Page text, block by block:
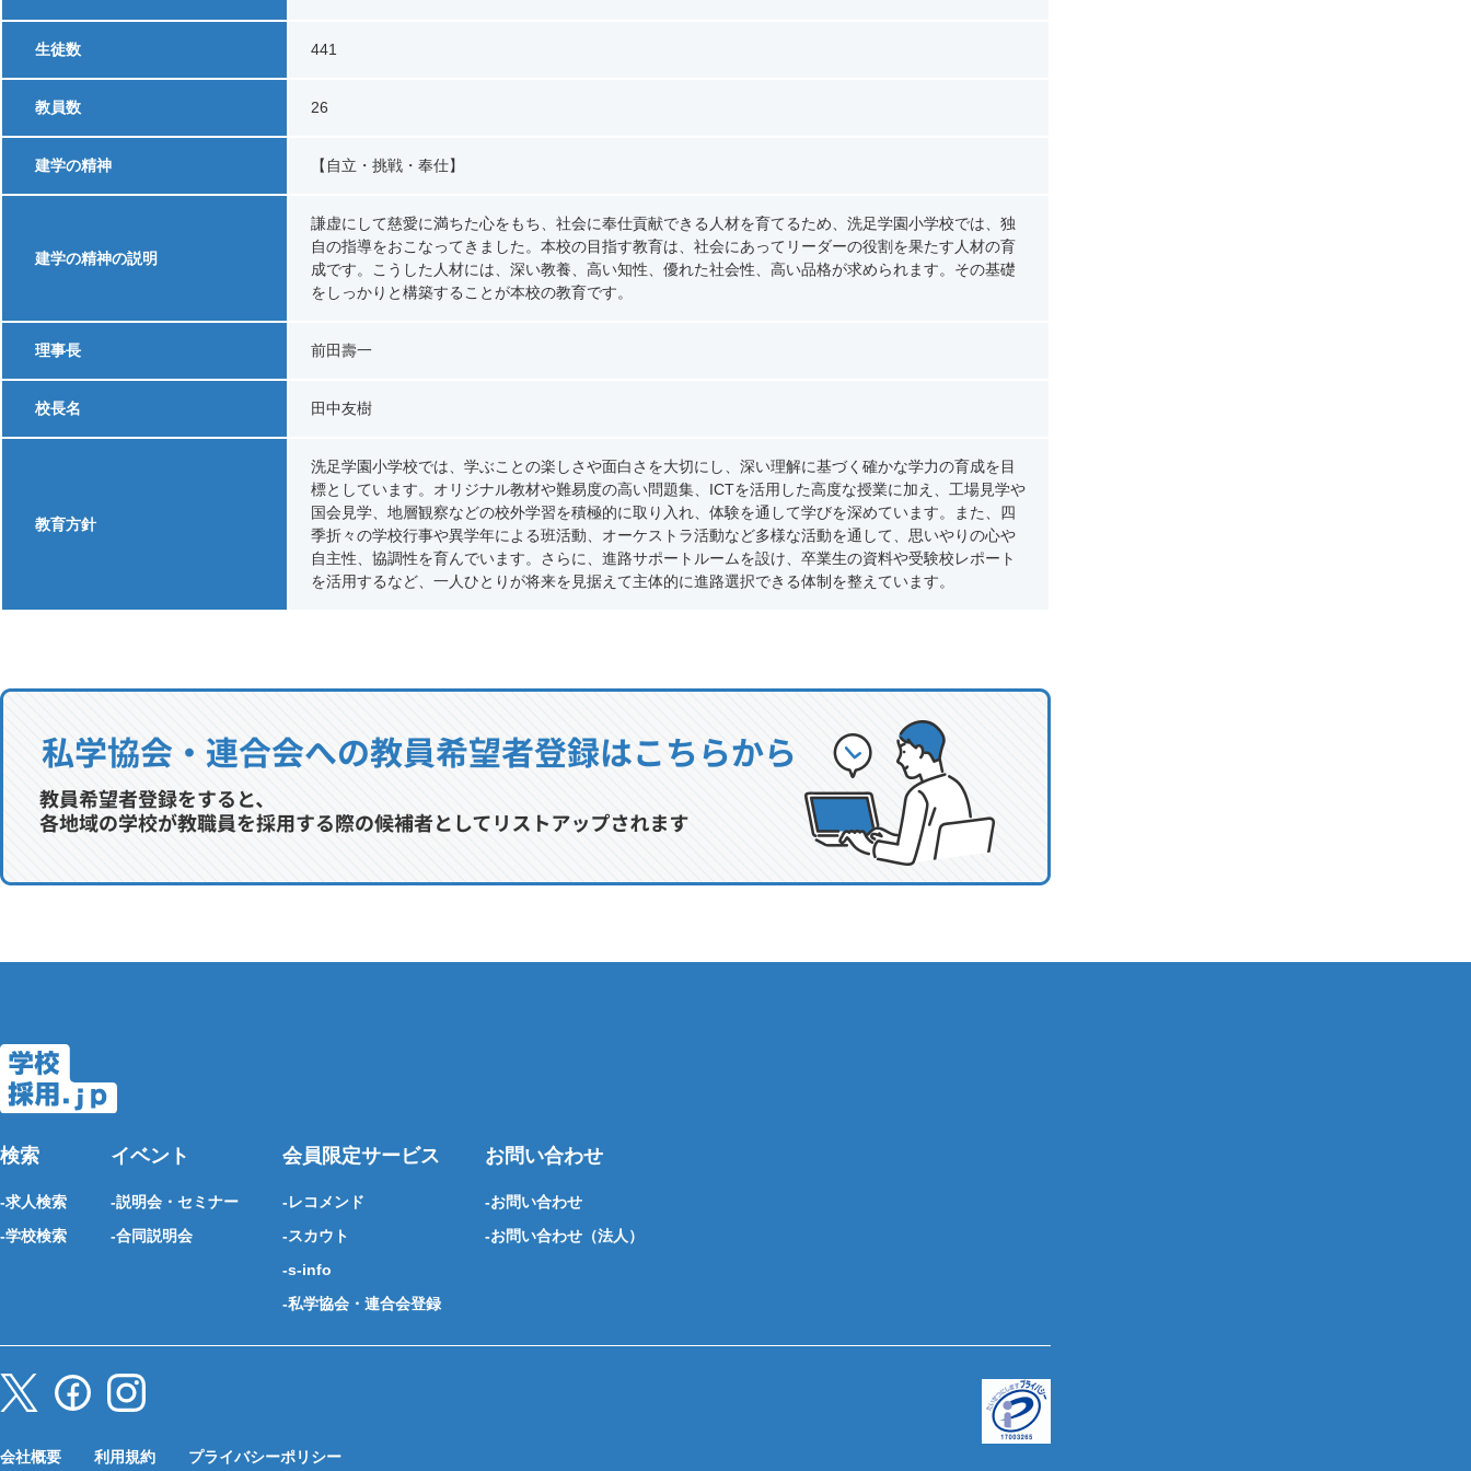
生徒数 441
教員数 26
建学の精神 【自立・挑戦・奉仕】
建学の精神の説明
謙虚にして慈愛に満ちた心をもち、社会に奉仕貢献できる人材を育てるため、洗足学園小学校では、独
自の指導をおこなってきました。本校の目指す教育は、社会にあってリーダーの役割を果たす人材の育
成です。こうした人材には、深い教養、高い知性、優れた社会性、高い品格が求められます。その基礎
をしっかりと構築することが本校の教育です。
理事長 前田壽一
校長名 田中友樹
教育方針
洗足学園小学校では、学ぶことの楽しさや面白さを大切にし、深い理解に基づく確かな学力の育成を目
標としています。オリジナル教材や難易度の高い問題集、ICTを活用した高度な授業に加え、工場見学や
国会見学、地層観察などの校外学習を積極的に取り入れ、体験を通して学びを深めています。また、四
季折々の学校行事や異学年による班活動、オーケストラ活動など多様な活動を通して、思いやりの心や
自主性、協調性を育んでいます。さらに、進路サポートルームを設け、卒業生の資料や受験校レポート
を活用するなど、一人ひとりが将来を見据えて主体的に進路選択できる体制を整えています。
検索
求人検索
学校検索
イベント
説明会・セミナー
合同説明会
会員限定サービス
レコメンド
スカウト
s-info
私学協会・連合会登録
お問い合わせ
お問い合わせ
お問い合わせ（法人）
会社概要 利用規約 プライバシーポリシー